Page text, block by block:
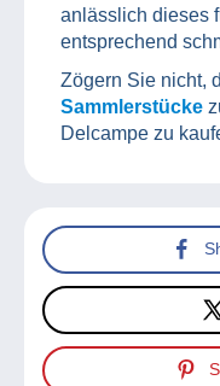
anlässlich dieses
entsprechend
Zögern Sie nicht,
Sammlerstücke
Delcampe zu